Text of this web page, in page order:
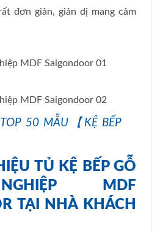
đơn giản, giản dị mang cảm
MDF Saigondoor 01
MDF Saigondoor 02
TOP 50 MẪU【KỆ BẾP
TỦ KỆ BẾP GỖ
MDF
TẠI NHÀ KHÁCH